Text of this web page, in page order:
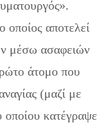
αποτελεί
μέσω ασαφειών
άτομο που
(μαζί με
οποίου κατέγραψε